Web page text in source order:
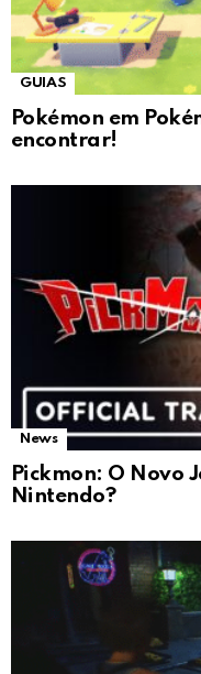
GUIAS
Pokémon em
encontrar!
News
Pickmon: O Novo
Nintendo?